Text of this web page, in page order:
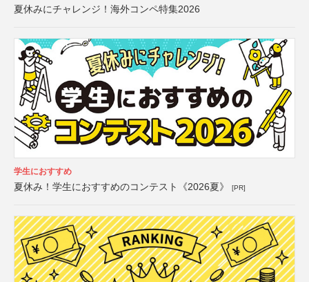
夏休みにチャレンジ！海外コンペ特集2026
学生におすすめ
夏休み！学生におすすめのコンテスト《2026夏》 [PR]